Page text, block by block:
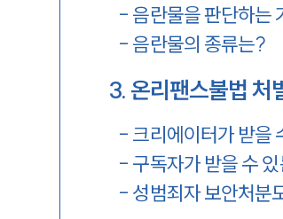
- 음란물을 판단하는
- 음란물의 종류는?
3. 온리팬스불법 처
- 크리에이터가 받을
- 구독자가 받을 수
- 성범죄자 보안처분